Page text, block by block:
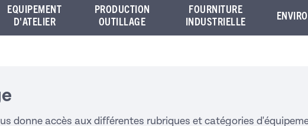
EQUIPEMENT
D'ATELIER
PRODUCTION
OUTILLAGE
FOURNITURE
INDUSTRIELLE
donne accès aux différentes rubriques et catégories